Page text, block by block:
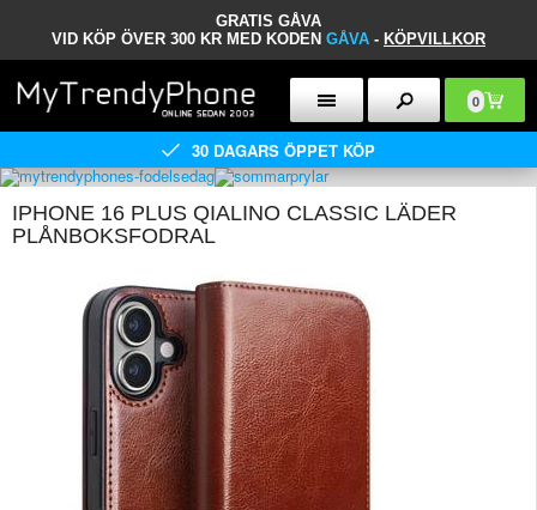
GRATIS GÅVA
VID KÖP ÖVER 300 KR MED KODEN GÅVA - KÖPVILLKOR
0
30 DAGARS ÖPPET KÖP
IPHONE 16 PLUS QIALINO CLASSIC LÄDER
PLÅNBOKSFODRAL